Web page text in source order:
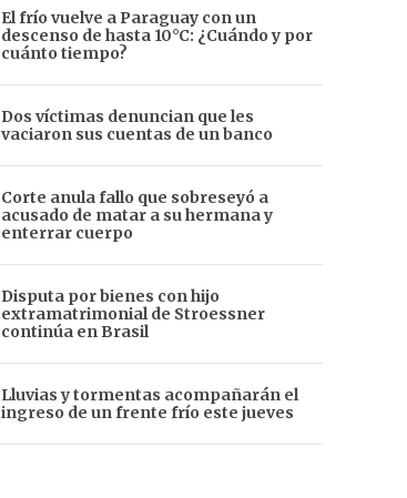
El frío vuelve a Paraguay con un
descenso de hasta 10°C: ¿Cuándo y por
cuánto tiempo?
Dos víctimas denuncian que les
vaciaron sus cuentas de un banco
Corte anula fallo que sobreseyó a
acusado de matar a su hermana y
enterrar cuerpo
Disputa por bienes con hijo
extramatrimonial de Stroessner
continúa en Brasil
Lluvias y tormentas acompañarán el
ingreso de un frente frío este jueves